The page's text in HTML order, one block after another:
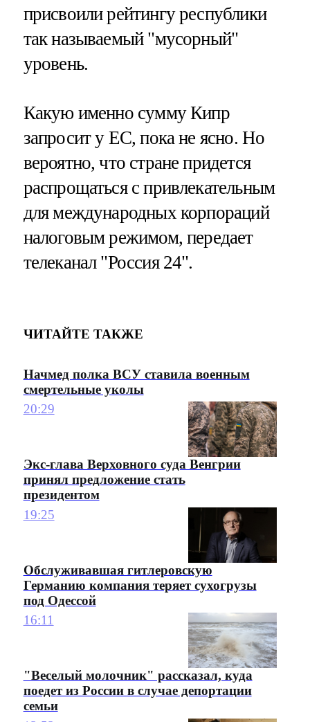
присвоили рейтингу республики
так называемый "мусорный"
уровень.
Какую именно сумму Кипр
запросит у ЕС, пока не ясно. Но
вероятно, что стране придется
распрощаться с привлекательным
для международных корпораций
налоговым режимом, передает
телеканал "Россия 24".
ЧИТАЙТЕ ТАКЖЕ
Начмед полка ВСУ ставила военным
смертельные уколы
20:29
Экс-глава Верховного суда Венгрии
принял предложение стать
президентом
19:25
Обслуживавшая гитлеровскую
Германию компания теряет сухогрузы
под Одессой
16:11
"Веселый молочник" рассказал, куда
поедет из России в случае депортации
семьи